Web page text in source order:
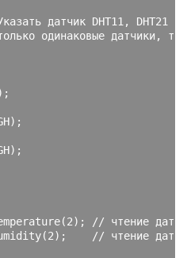
датчик DHT11, DHT21
одинаковые датчики, то
);
);
(2);
// чтение
(2);
// чтение